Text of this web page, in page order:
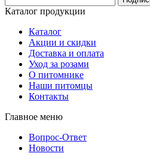
Каталог продукции
Каталог
Акции и скидки
Доставка и оплата
Уход за розами
О питомнике
Наши питомцы
Контакты
Главное меню
Вопрос-Ответ
Новости